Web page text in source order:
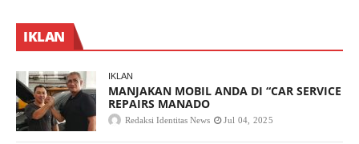
IKLAN
IKLAN
MANJAKAN MOBIL ANDA DI “CAR SERVICE
REPAIRS MANADO
Redaksi Identitas News Jul 04, 2025